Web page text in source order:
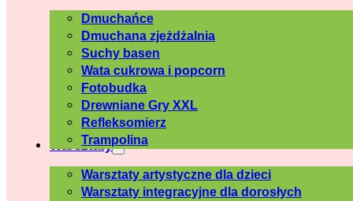
Dmuchańce
Dmuchana zjeżdżalnia
Suchy basen
Wata cukrowa i popcorn
Fotobudka
Drewniane Gry XXL
Refleksomierz
Trampolina
Warsztaty
Warsztaty artystyczne dla dzieci
Warsztaty integracyjne dla dorosłych